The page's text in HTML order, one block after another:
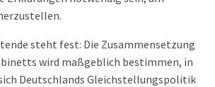
steht fest: Die Zusammensetzung
wird maßgeblich bestimmen, in
Deutschlands Gleichstellungspolitik